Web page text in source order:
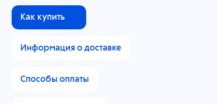
Как купить
Информация о доставке
Способы оплаты